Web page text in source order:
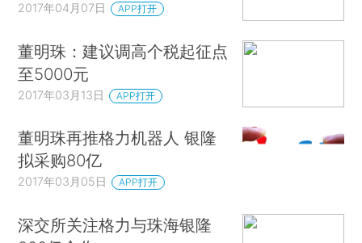
2017年04月07日 APP打开
董明珠：建议调高个税起征点
至5000元
2017年03月13日 APP打开
董明珠再推格力机器人 银隆
拟采购80亿
2017年03月05日 APP打开
深交所关注格力与珠海银隆